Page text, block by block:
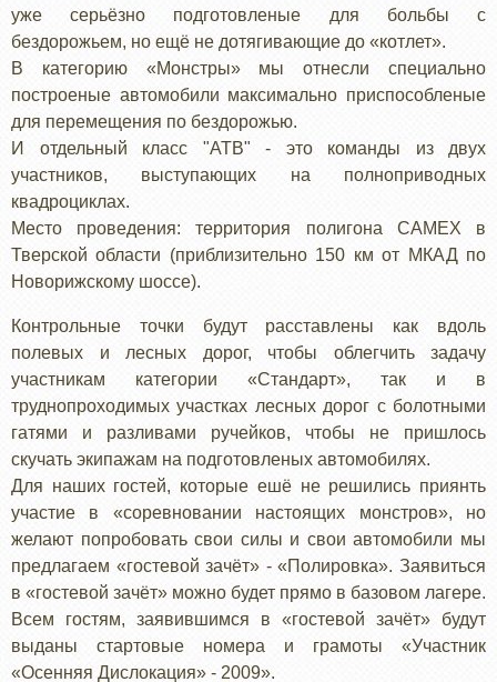
уже серьёзно подготовленые для больбы с
бездорожьем, но ещё не дотягивающие до «котлет».
В категорию «Монстры» мы отнесли специально
построеные автомобили максимально приспособленые
для перемещения по бездорожью.
И отдельный класс "АТВ" - это команды из двух
участников, выступающих на полноприводных
квадроциклах.
Место проведения: территория полигона CAMEX в
Тверской области (приблизительно 150 км от МКАД по
Новорижскому шоссе).
Контрольные точки будут расставлены как вдоль
полевых и лесных дорог, чтобы облегчить задачу
участникам категории «Стандарт», так и в
труднопроходимых участках лесных дорог с болотными
гатями и разливами ручейков, чтобы не пришлось
скучать экипажам на подготовленых автомобилях.
Для наших гостей, которые ешё не решились приянть
участие в «соревновании настоящих монстров», но
желают попробовать свои силы и свои автомобили мы
предлагаем «гостевой зачёт» - «Полировка». Заявиться
в «гостевой зачёт» можно будет прямо в базовом лагере.
Всем гостям, заявившимся в «гостевой зачёт» будут
выданы стартовые номера и грамоты «Участник
«Осенняя Дислокация» - 2009».